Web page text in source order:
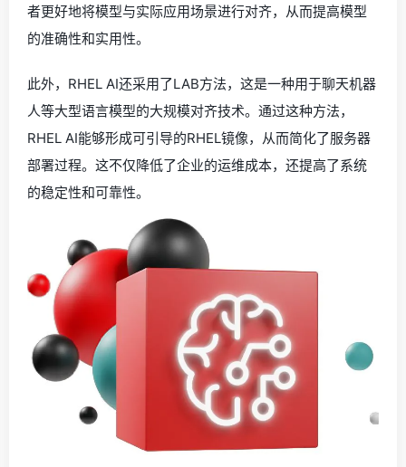
者更好地将模型与实际应用场景进行对齐，从而提高模型
的准确性和实用性。
此外，RHEL AI还采用了LAB方法，这是一种用于聊天机器
人等大型语言模型的大规模对齐技术。通过这种方法，
RHEL AI能够形成可引导的RHEL镜像，从而简化了服务器
部署过程。这不仅降低了企业的运维成本，还提高了系统
的稳定性和可靠性。